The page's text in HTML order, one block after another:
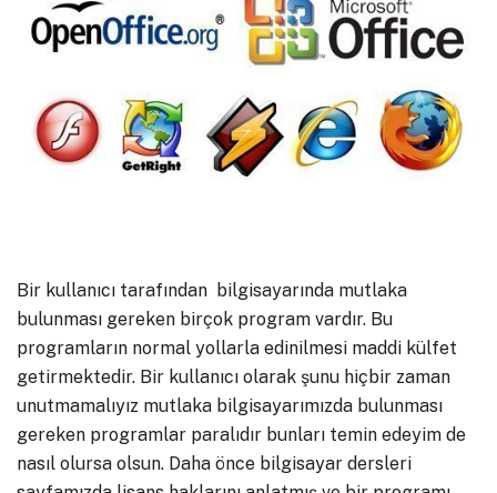
Bir kullanıcı tarafından bilgisayarında mutlaka
bulunması gereken birçok program vardır. Bu
programların normal yollarla edinilmesi maddi külfet
getirmektedir. Bir kullanıcı olarak şunu hiçbir zaman
unutmamalıyız mutlaka bilgisayarımızda bulunması
gereken programlar paralıdır bunları temin edeyim de
nasıl olursa olsun. Daha önce bilgisayar dersleri